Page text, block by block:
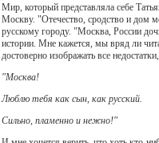
Мир, который представляла себе
Москву. "Отечество, сродство и дом
русскому городу. "Москва, России
истории. Мне кажется, мы вряд ли
достоверно изображать все
"Москва!
Люблю тебя как сын, как русский.
Сильно, пламенно и нежно!"